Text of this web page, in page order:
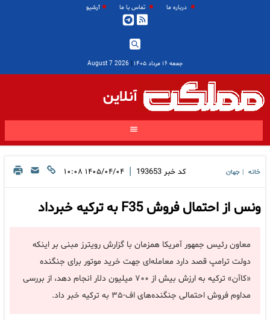
درباره ما تماس با ما آرشیو
جمعه ۱۶ مرداد ۱۴۰۵ |
2026 August 7
آنلاین
خانه جهان کد خبر 193653
| ۱۴۰۵/۰۴/۰۴ ۱۰:۰۸
ونس از احتمال فروش F35 به ترکیه خبرداد
معاون رئیس جمهور آمریکا همزمان با گزارش رویترز مبنی بر اینکه
دولت ترامپ قصد دارد معامله‌ای جهت خرید موتور برای جنگنده
«کاآن» ترکیه به ارزش بیش از ۷۰۰ میلیون دلار انجام دهد، از بررسی
مداوم فروش احتمالی جنگنده‌های اف-۳۵ به ترکیه خبر داد.